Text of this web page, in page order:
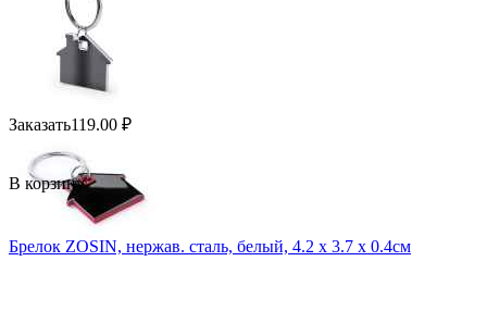
Заказать119.00 ₽
В корзину
Брелок ZOSIN, нержав. сталь, белый, 4.2 х 3.7 х 0.4см